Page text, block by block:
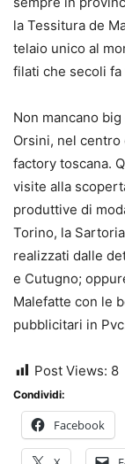
la Tessitura de
telaio unico al
filati che secoli fa
Non mancano
Orsini, nel centro
factory toscana.
visite alla
produttive di
Torino, la
realizzati dalle
e Cutugno;
Malefatte con le
pubblicitari in
Post Views: 8
Condividi:
Facebook